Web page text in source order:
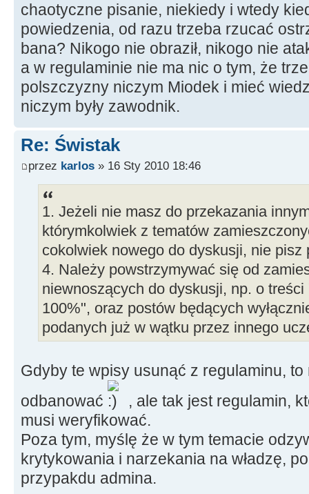
chaotyczne pisanie, niekiedy i wtedy
powiedzenia, od razu trzeba rzucać
bana? Nikogo nie obraził, nikogo nie
a w regulaminie nie ma nic o tym, że
polszczyzny niczym Miodek i mieć
niczym były zawodnik.
Re: Świstak
przez karlos » 16 Sty 2010 18:46
1. Jeżeli nie masz do przekazania
którymkolwiek z tematów
cokolwiek nowego do dyskusji, nie pisz
4. Należy powstrzymywać się od
niewnoszących do dyskusji, np. o
100%", oraz postów będących
podanych już w wątku przez innego
Gdyby te wpisy usunąć z regulaminu,
odbanować
, ale tak jest regulamin,
musi weryfikować.
Poza tym, myślę że w tym temacie
krytykowania i narzekania na władzę,
przypakdu admina.